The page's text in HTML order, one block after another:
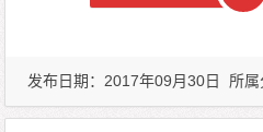
发布日期：2017年09月30日 所属